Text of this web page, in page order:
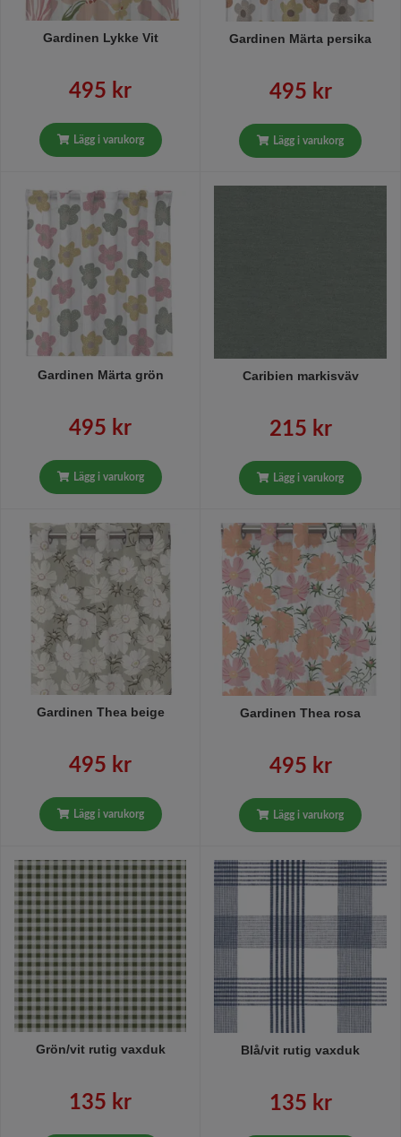
Gardinen Lykke Vit
495 kr
Lägg i varukorg
Gardinen Märta persika
495 kr
Lägg i varukorg
Gardinen Märta grön
495 kr
Lägg i varukorg
Caribien markisväv
215 kr
Lägg i varukorg
Gardinen Thea beige
495 kr
Lägg i varukorg
Gardinen Thea rosa
495 kr
Lägg i varukorg
Grön/vit rutig vaxduk
135 kr
Blå/vit rutig vaxduk
135 kr